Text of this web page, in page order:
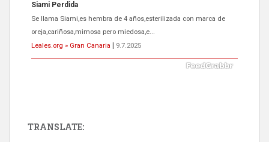
Siami Perdida
Se llama Siami,es hembra de 4 años,esterilizada con marca de
oreja,cariñosa,mimosa pero miedosa,e...
Leales.org » Gran Canaria
9.7.2025
TRANSLATE: